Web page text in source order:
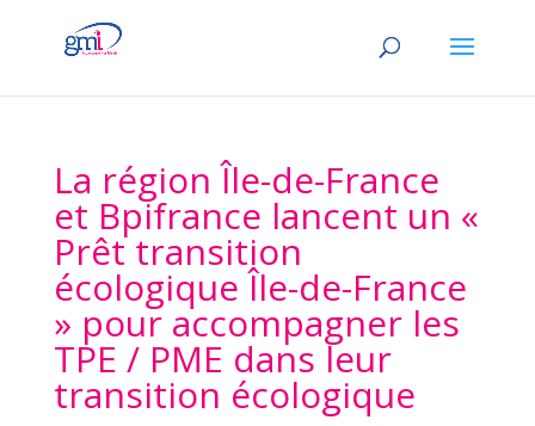
La région Île-de-France
et Bpifrance lancent un «
Prêt transition
écologique Île-de-France
» pour accompagner les
TPE / PME dans leur
transition écologique